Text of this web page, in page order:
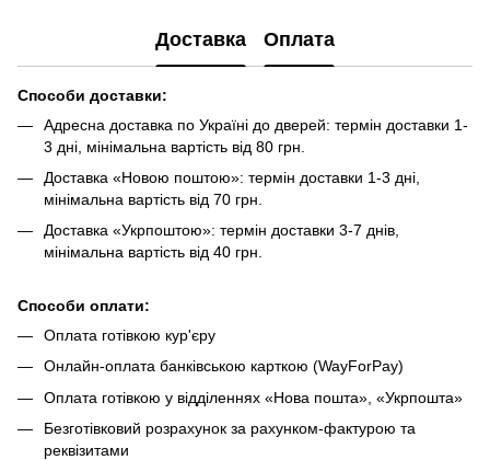
Доставка Оплата
Способи доставки:
Адресна доставка по Україні до дверей: термін доставки 1-
3 дні, мінімальна вартість від 80 грн.
Доставка «Новою поштою»: термін доставки 1-3 дні,
мінімальна вартість від 70 грн.
Доставка «Укрпоштою»: термін доставки 3-7 днів,
мінімальна вартість від 40 грн.
Способи оплати:
Оплата готівкою кур'єру
Онлайн-оплата банківською карткою (WayForPay)
Оплата готівкою у відділеннях «Нова пошта», «Укрпошта»
Безготівковий розрахунок за рахунком-фактурою та
реквізитами